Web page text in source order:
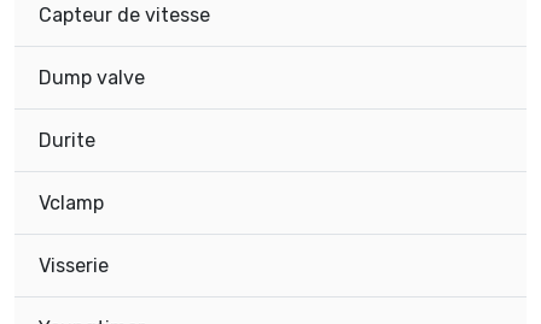
Capteur de vitesse
Dump valve
Durite
Vclamp
Visserie